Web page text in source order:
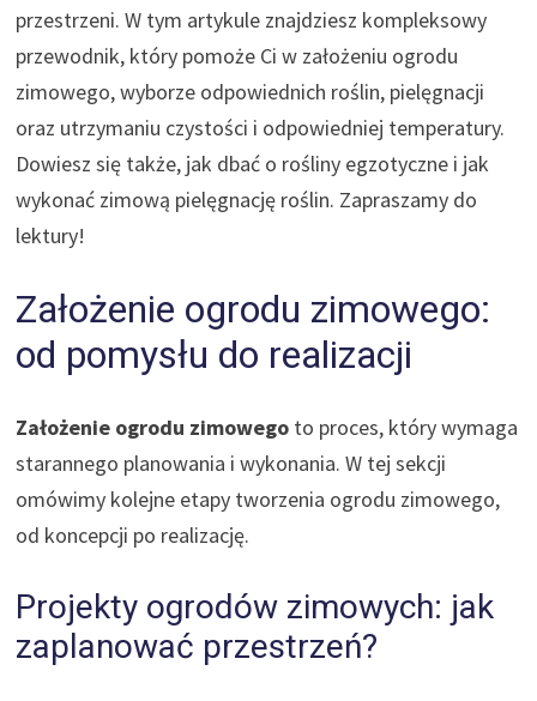
przestrzeni. W tym artykule znajdziesz kompleksowy
przewodnik, który pomoże Ci w założeniu ogrodu
zimowego, wyborze odpowiednich roślin, pielęgnacji
oraz utrzymaniu czystości i odpowiedniej temperatury.
Dowiesz się także, jak dbać o rośliny egzotyczne i jak
wykonać zimową pielęgnację roślin. Zapraszamy do
lektury!
Założenie ogrodu zimowego:
od pomysłu do realizacji
Założenie ogrodu zimowego to proces, który wymaga
starannego planowania i wykonania. W tej sekcji
omówimy kolejne etapy tworzenia ogrodu zimowego,
od koncepcji po realizację.
Projekty ogrodów zimowych: jak
zaplanować przestrzeń?